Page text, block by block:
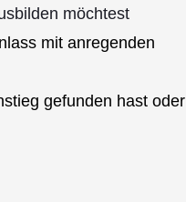
möchtest
mit anregenden
gefunden hast oder